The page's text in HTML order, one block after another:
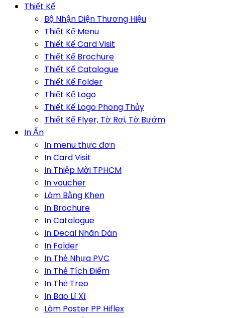
Thiết Kế
Bộ Nhận Diện Thương Hiệu
Thiết Kế Menu
Thiết Kế Card Visit
Thiết Kế Brochure
Thiết Kế Catalogue
Thiết Kế Folder
Thiết Kế Logo
Thiết Kế Logo Phong Thủy
Thiết Kế Flyer, Tờ Rơi, Tờ Bướm
In Ấn
In menu thực đơn
In Card Visit
In Thiệp Mời TPHCM
In voucher
Làm Bằng Khen
In Brochure
In Catalogue
In Decal Nhãn Dán
In Folder
In Thẻ Nhựa PVC
In Thẻ Tích Điểm
In Thẻ Treo
In Bao Lì Xì
Làm Poster PP Hiflex